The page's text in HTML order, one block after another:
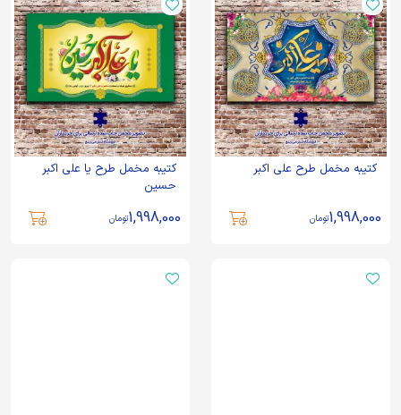
کتیبه مخمل طرح علی اکبر
1,998,000تومان
کتیبه مخمل طرح یا علی اکبر
حسین
1,998,000تومان